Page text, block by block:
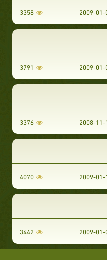
3358
3791
3376
4070
3442